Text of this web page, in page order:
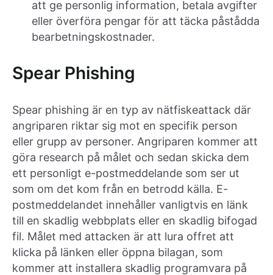
att ge personlig information, betala avgifter
eller överföra pengar för att täcka påstådda
bearbetningskostnader.
Spear Phishing
Spear phishing är en typ av nätfiskeattack där
angriparen riktar sig mot en specifik person
eller grupp av personer. Angriparen kommer att
göra research på målet och sedan skicka dem
ett personligt e-postmeddelande som ser ut
som om det kom från en betrodd källa. E-
postmeddelandet innehåller vanligtvis en länk
till en skadlig webbplats eller en skadlig bifogad
fil. Målet med attacken är att lura offret att
klicka på länken eller öppna bilagan, som
kommer att installera skadlig programvara på